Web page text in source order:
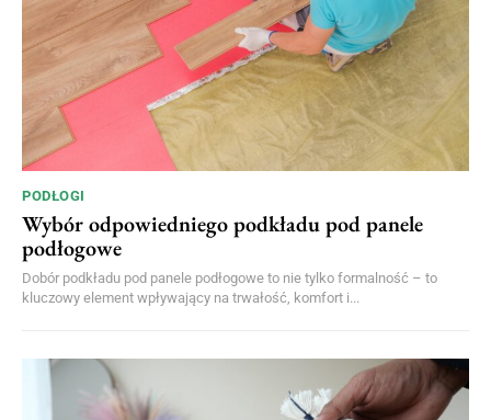
PODŁOGI
Wybór odpowiedniego podkładu pod panele
podłogowe
Dobór podkładu pod panele podłogowe to nie tylko formalność – to
kluczowy element wpływający na trwałość, komfort i...